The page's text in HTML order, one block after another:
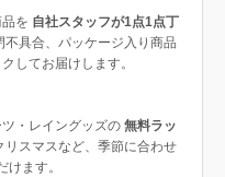
を 自社スタッフが1点1点丁
具合、パッケージ入り商品
してお届けします。
・レイングッズの 無料ラッ
スマスなど、季節に合わせ
ます。